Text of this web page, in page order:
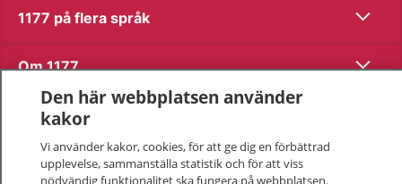
1177 på flera språk Visa
Om 1177 Visa
Kontakt
Behandling av personuppgifter
Den här webbplatsen använder
kakor
Vi använder kakor, cookies, för att ge dig en förbättrad
upplevelse, sammanställa statistik och för att viss
nödvändig funktionalitet ska fungera på webbplatsen.